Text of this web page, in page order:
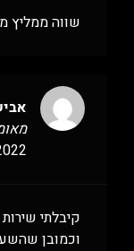
שווה ממליץ
קיבלתי
וכמובן